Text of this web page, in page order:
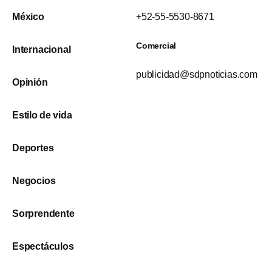
México
Internacional
Opinión
Estilo de vida
Deportes
Negocios
Sorprendente
Espectáculos
+52-55-5530-8671
Comercial
publicidad@sdpnoticias.com